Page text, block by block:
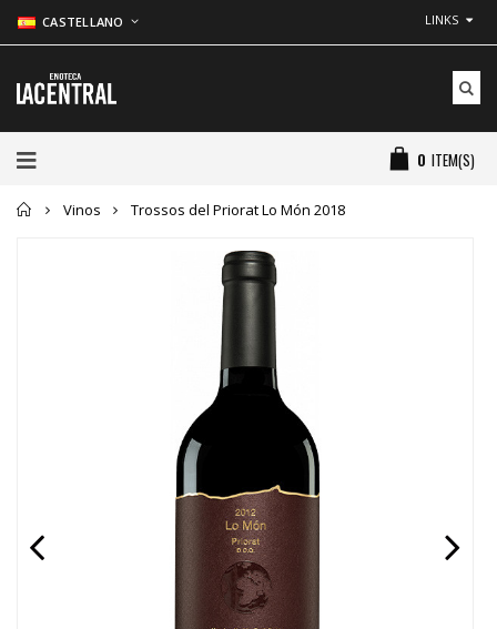
CASTELLANO LINKS
0 ITEM(S)
Inicio
Vinos Trossos del Priorat Lo Món 2018